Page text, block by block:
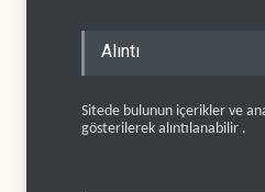
Alıntı
Sitede bulunun içerikler ve
gösterilerek alıntılanabilir .